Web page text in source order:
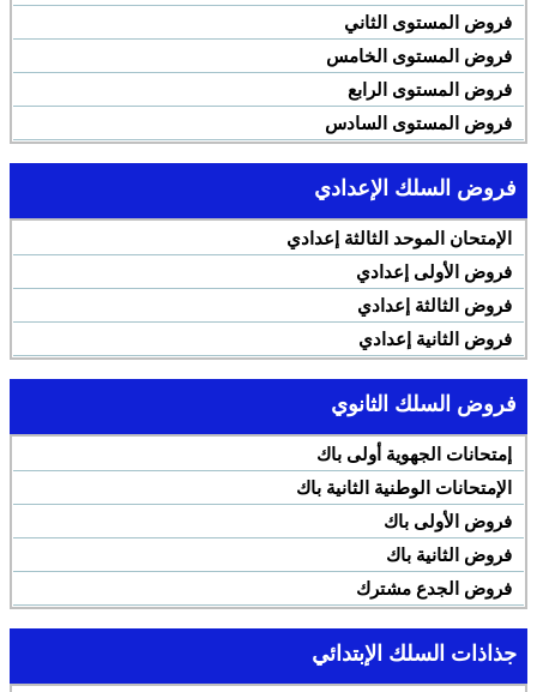
فروض المستوى الثاني
فروض المستوى الخامس
فروض المستوى الرابع
فروض المستوى السادس
فروض السلك الإعدادي
الإمتحان الموحد الثالثة إعدادي
فروض الأولى إعدادي
فروض الثالثة إعدادي
فروض الثانية إعدادي
فروض السلك الثانوي
إمتحانات الجهوية أولى باك
الإمتحانات الوطنية الثانية باك
فروض الأولى باك
فروض الثانية باك
فروض الجدع مشترك
جذاذات السلك الإبتدائي